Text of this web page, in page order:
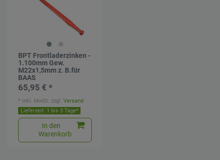
BPT Frontladerzinken -
1.100mm Gew.
M22x1,5mm z. B.für
BAAS
65,95 € *
Lieferzeit: 1 bis 3 Tage*
In den
Warenkorb
* inkl. MwSt. zzgl.Versand